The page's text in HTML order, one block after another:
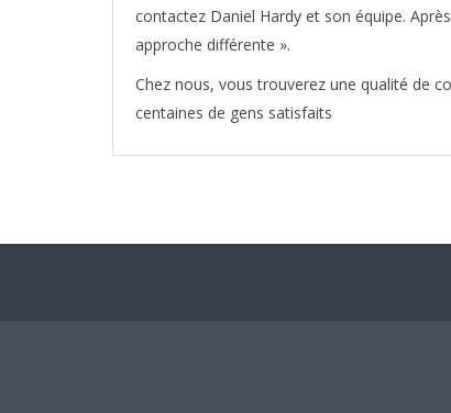
contactez Daniel Hardy et son équipe.
approche différente ».
Chez nous, vous trouverez une qualité de
centaines de gens satisfaits